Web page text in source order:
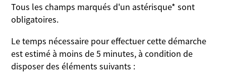
Tous les champs marqués d'un astérisque* sont
obligatoires.
Le temps nécessaire pour effectuer cette démarche
est estimé à moins de 5 minutes, à condition de
disposer des éléments suivants :